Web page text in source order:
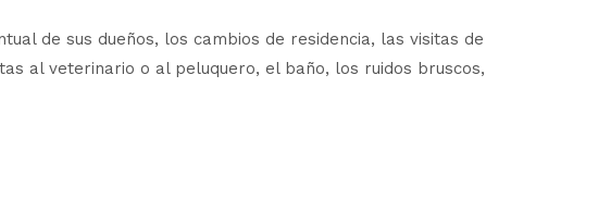
de sus dueños, los cambios de residencia, las visitas de
al veterinario o al peluquero, el baño, los ruidos bruscos,